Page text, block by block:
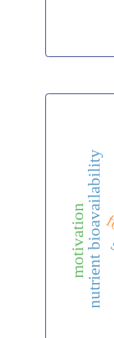
nutrient bioavailability
motivation